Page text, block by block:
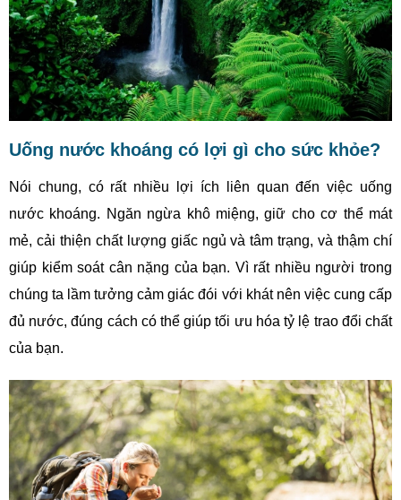
Uống nước khoáng có lợi gì cho sức khỏe?
Nói chung, có rất nhiều lợi ích liên quan đến việc uống
nước khoáng. Ngăn ngừa khô miệng, giữ cho cơ thể mát
mẻ, cải thiện chất lượng giấc ngủ và tâm trạng, và thậm chí
giúp kiểm soát cân nặng của bạn. Vì rất nhiều người trong
chúng ta lầm tưởng cảm giác đói với khát nên việc cung cấp
đủ nước, đúng cách có thể giúp tối ưu hóa tỷ lệ trao đổi chất
của bạn.